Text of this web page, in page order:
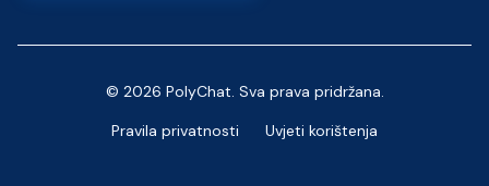
© 2026 PolyChat. Sva prava pridržana.
Pravila privatnosti
Uvjeti korištenja